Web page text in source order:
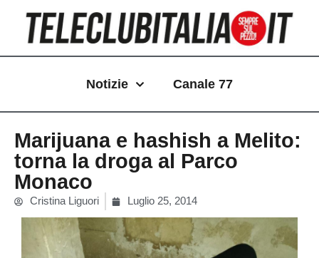
contenuto
Notizie Canale 77
Marijuana e hashish a Melito:
torna la droga al Parco
Monaco
Cristina Liguori Luglio 25, 2014